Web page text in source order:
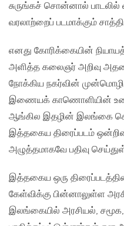
சுருங்கச் சொன்னால் பாடலில்
வரலாற்றைப் படமாக்கும்
எனது கோரிக்கையின்
அளித்த கலைஞர் அறிவு
நோக்கிய நகர்வின்
இணையக் காணொளியின்
ஆங்கில இதழின் இலங்கை
இத்தகைய திரைப்படம்
அழுத்தமாகவே பதிவு
இத்தகைய ஒரு
கேள்விக்கு பின்னாலுள்ள
இலங்கையில் அரசியல், சமூக,